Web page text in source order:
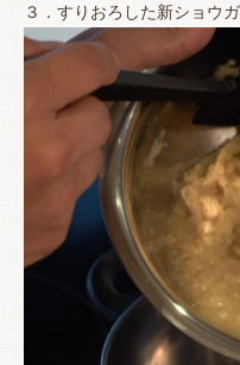
お買い物を続け
３．すりおろした新ショウ